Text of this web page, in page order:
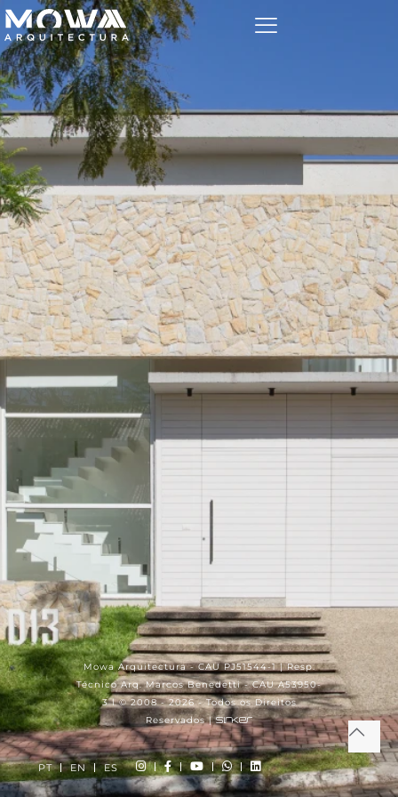
Mowa Arquitectura - CAU PJ51544-1 | Resp.
Técnico Arq. Marcos Benedetti - CAU A53950-
3 l © 2008 - 2026 - Todos os Direitos
Reservados |
PT EN ES